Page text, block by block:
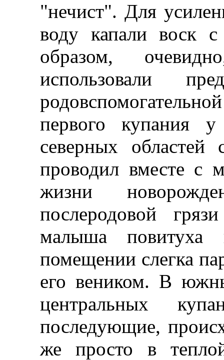
"нечист". Для
воду капали воск
образом,
использовали
первого купания
северных
проводил вместе с
жизни
послеродовой
малыша повитуха
помещении слегка
его веником. В
центральных
последующие,
же просто в